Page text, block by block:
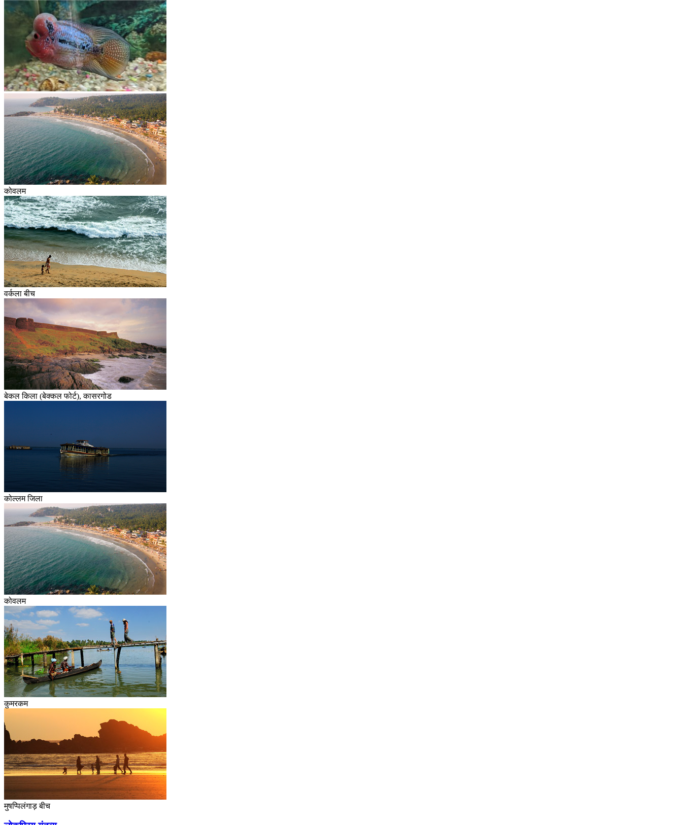
कोवलम
वर्कला बीच
बेकल किला (बेक्कल फोर्ट), कासरगोड
कोल्लम जिला
कोवलम
कुमरकम
मुषप्पिलंगाड़ बीच